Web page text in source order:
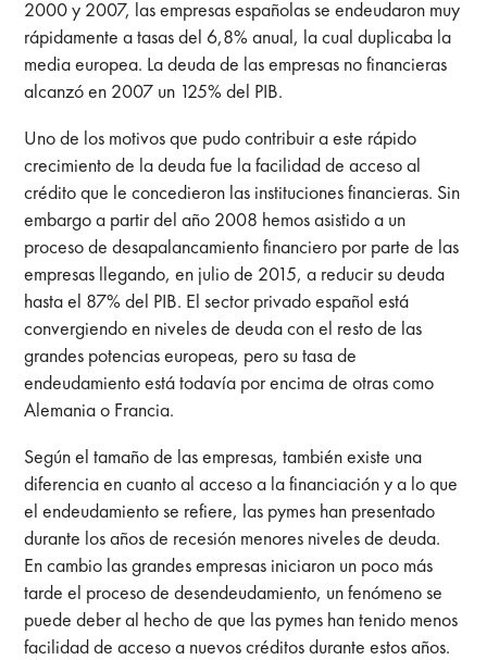
2000 y 2007, las empresas españolas se endeudaron muy
rápidamente a tasas del 6,8% anual, la cual duplicaba la
media europea. La deuda de las empresas no financieras
alcanzó en 2007 un 125% del PIB.
Uno de los motivos que pudo contribuir a este rápido
crecimiento de la deuda fue la facilidad de acceso al
crédito que le concedieron las instituciones financieras. Sin
embargo a partir del año 2008 hemos asistido a un
proceso de desapalancamiento financiero por parte de las
empresas llegando, en julio de 2015, a reducir su deuda
hasta el 87% del PIB. El sector privado español está
convergiendo en niveles de deuda con el resto de las
grandes potencias europeas, pero su tasa de
endeudamiento está todavía por encima de otras como
Alemania o Francia.
Según el tamaño de las empresas, también existe una
diferencia en cuanto al acceso a la financiación y a lo que
el endeudamiento se refiere, las pymes han presentado
durante los años de recesión menores niveles de deuda.
En cambio las grandes empresas iniciaron un poco más
tarde el proceso de desendeudamiento, un fenómeno se
puede deber al hecho de que las pymes han tenido menos
facilidad de acceso a nuevos créditos durante estos años.